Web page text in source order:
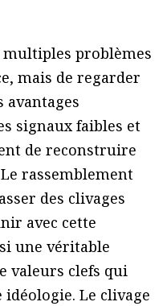
multiples problèmes
mais de regarder
avantages
signaux faibles et
de reconstruire
rassemblement
des clivages
avec cette
une véritable
valeurs clefs qui
idéologie. Le clivage